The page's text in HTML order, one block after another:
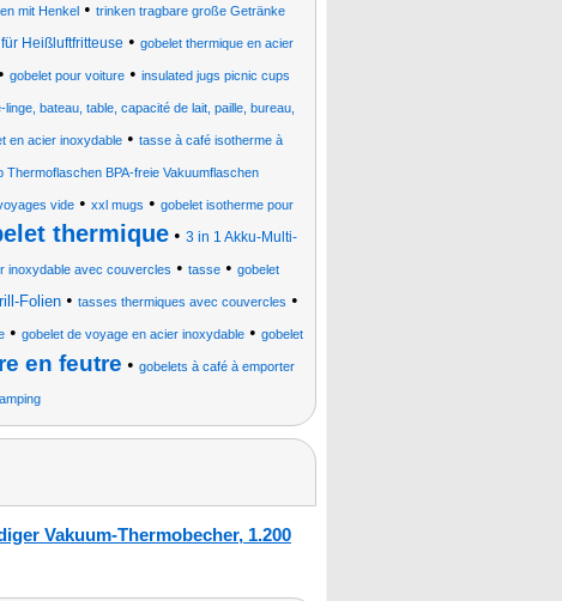
mit Henkel• trinken tragbare große Getränke
Heißluftfritteuse • gobelet thermique en acier
• gobelet pour voiture • insulated jugs picnic cups
bateau, table, capacité de lait, paille, bureau,
en acier inoxydable • tasse à café isotherme à
Thermoflaschen BPA-freie Vakuumflaschen
vide• xxl mugs • gobelet isotherme pour
thermique • 3 in 1 Akku-Multi-
inoxydable avec couvercles • tasse • gobelet
Folien • tasses thermiques avec couvercles •
• gobelet de voyage en acier inoxydable• gobelet
en feutre • gobelets à café à emporter
Vakuum-Thermobecher, 1.200